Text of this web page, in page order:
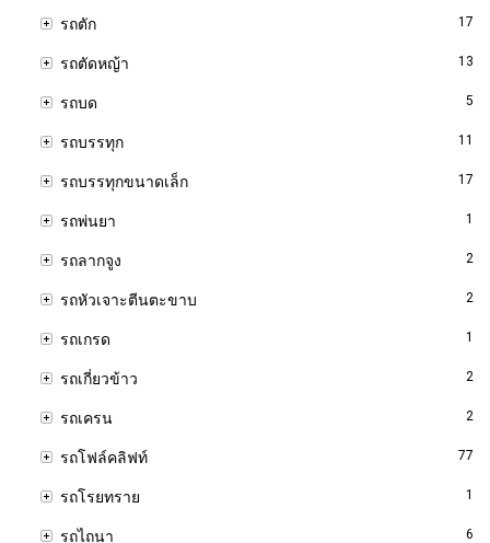
รถตัก 17
รถตัดหญ้า 13
รถบด 5
รถบรรทุก 11
รถบรรทุกขนาดเล็ก 17
รถพ่นยา 1
รถลากจูง 2
รถหัวเจาะตีนตะขาบ 2
รถเกรด 1
รถเกี่ยวข้าว 2
รถเครน 2
รถโฟล์คลิฟท์ 77
รถโรยทราย 1
รถไถนา 6